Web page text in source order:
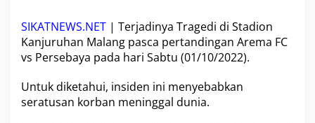
M
e
n
n
g
g
SIKATNEWS.NET | Terjadinya Tragedi di Stadion
Kanjuruhan Malang pasca pertandingan Arema FC
vs Persebaya pada hari Sabtu (01/10/2022).
Untuk diketahui, insiden ini menyebabkan
seratusan korban meninggal dunia.